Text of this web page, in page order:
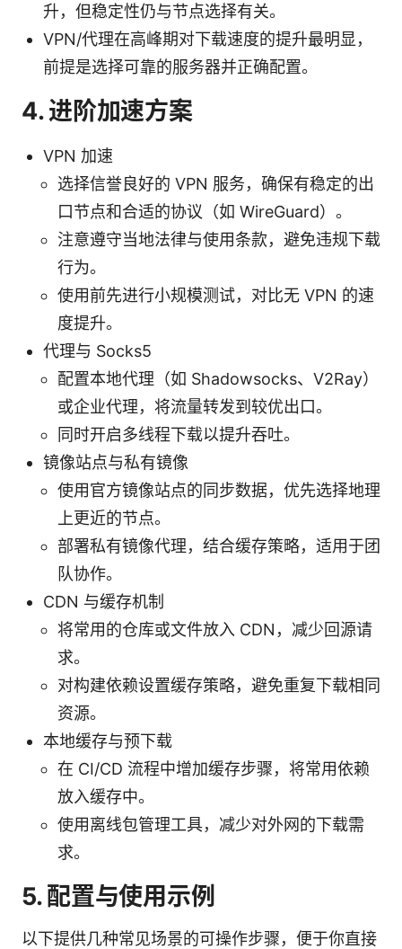
升，但稳定性仍与节点选择有关。
VPN/代理在高峰期对下载速度的提升最明显，
前提是选择可靠的服务器并正确配置。
4. 进阶加速方案
VPN 加速
选择信誉良好的 VPN 服务，确保有稳定的出
口节点和合适的协议（如 WireGuard）。
注意遵守当地法律与使用条款，避免违规下载
行为。
使用前先进行小规模测试，对比无 VPN 的速
度提升。
代理与 Socks5
配置本地代理（如 Shadowsocks、V2Ray）
或企业代理，将流量转发到较优出口。
同时开启多线程下载以提升吞吐。
镜像站点与私有镜像
使用官方镜像站点的同步数据，优先选择地理
上更近的节点。
部署私有镜像代理，结合缓存策略，适用于团
队协作。
CDN 与缓存机制
将常用的仓库或文件放入 CDN，减少回源请
求。
对构建依赖设置缓存策略，避免重复下载相同
资源。
本地缓存与预下载
在 CI/CD 流程中增加缓存步骤，将常用依赖
放入缓存中。
使用离线包管理工具，减少对外网的下载需
求。
5. 配置与使用示例
以下提供几种常见场景的可操作步骤，便于你直接